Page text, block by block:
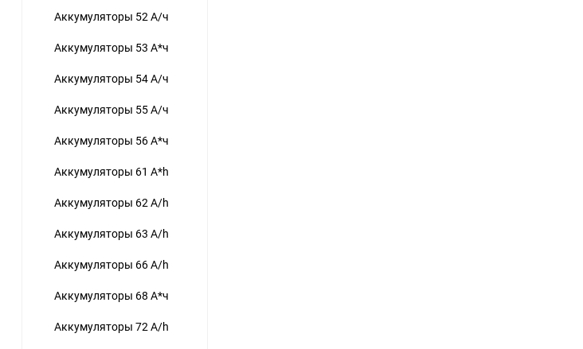
Аккумуляторы 52 А/ч
Аккумуляторы 53 А*ч
Аккумуляторы 54 А/ч
Аккумуляторы 55 А/ч
Аккумуляторы 56 А*ч
Аккумуляторы 61 A*h
Аккумуляторы 62 A/h
Аккумуляторы 63 A/h
Аккумуляторы 66 A/h
Аккумуляторы 68 А*ч
Аккумуляторы 72 A/h